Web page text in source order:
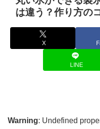
は違う？作り方の
X
LINE
Warning: Undefined